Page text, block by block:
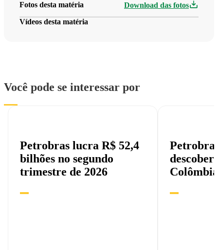
Fotos desta matéria Download das fotos
Vídeos desta matéria
Você pode se interessar por
Petrobras lucra R$ 52,4
bilhões no segundo
trimestre de 2026
Colômbia